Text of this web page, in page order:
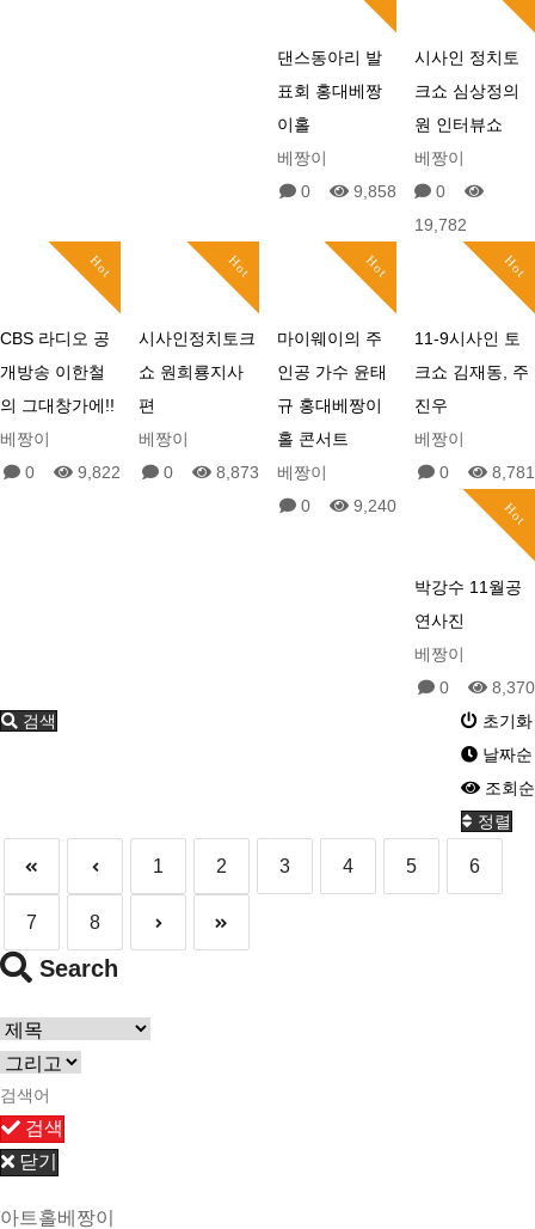
댄스동아리 발
표회 홍대베짱
이홀
베짱이
0
9,858
시사인 정치토
크쇼 심상정의
원 인터뷰쇼
베짱이
0
19,782
Hot
CBS 라디오 공
개방송 이한철
의 그대창가에!!
베짱이
0
9,822
Hot
시사인정치토크
쇼 원희룡지사
편
베짱이
0
8,873
Hot
마이웨이의 주
인공 가수 윤태
규 홍대베짱이
홀 콘서트
베짱이
0
9,240
Hot
11-9시사인 토
크쇼 김재동, 주
진우
베짱이
0
8,781
Hot
박강수 11월공
연사진
베짱이
0
8,370
초기화
날짜순
조회순
정렬
검색
1 2 3 4 5 6
7 8
Search
검색
닫기
아트홀베짱이